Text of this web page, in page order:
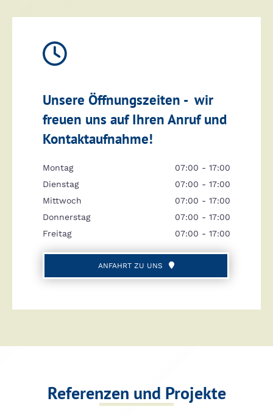

Unsere Öffnungszeiten - wir
freuen uns auf Ihren Anruf und
Kontaktaufnahme!
Montag
07:00 - 17:00
Dienstag
07:00 - 17:00
Mittwoch
07:00 - 17:00
Donnerstag
07:00 - 17:00
Freitag
07:00 - 17:00
ANFAHRT ZU UNS
Referenzen und Projekte